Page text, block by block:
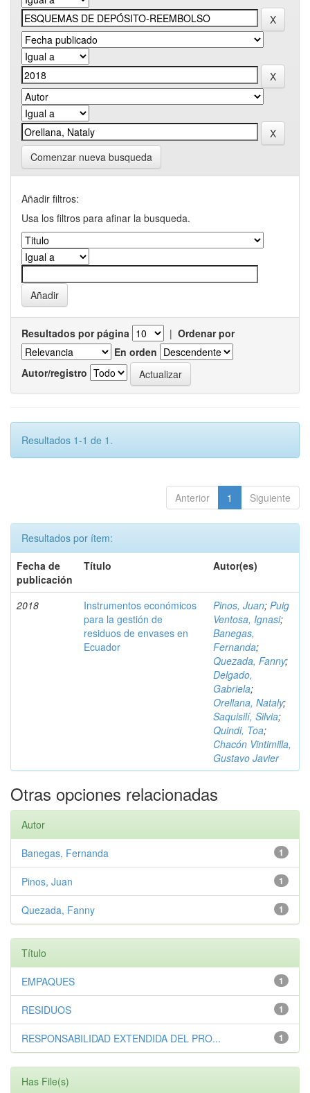
Comenzar nueva busqueda
Añadir filtros:
Usa los filtros para afinar la busqueda.
Resultados por página | Ordenar por
En orden
Autor/registro
Resultados 1-1 de 1.
Anterior 1 Siguiente
Resultados por ítem:
Fecha de
publicación
Título Autor(es)
2018
Instrumentos económicos
para la gestión de
residuos de envases en
Ecuador
Pinos, Juan; Puig
Ventosa, Ignasi;
Banegas,
Fernanda;
Quezada, Fanny;
Delgado,
Gabriela;
Orellana, Nataly;
Saquisilí, Silvia;
Quindi, Toa;
Chacón Vintimilla,
Gustavo Javier
Otras opciones relacionadas
Autor
1
Banegas, Fernanda
1
Pinos, Juan
1
Quezada, Fanny
Título
1
EMPAQUES
1
RESIDUOS
1
RESPONSABILIDAD EXTENDIDA DEL PRO...
Has File(s)